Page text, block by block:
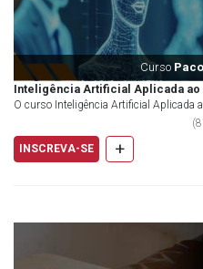
Curso
Inteligência Artificial Aplicada
O curso Inteligência Artificial Aplicada
Automação e Inovação na Gestão
(
INSCREVA-SE
+